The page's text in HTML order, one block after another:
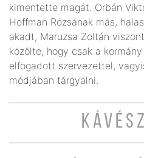
kimentette magát. Orbán
Hoffman Rózsának más,
akadt, Maruzsa Zoltán
közölte, hogy csak a
elfogadott szervezettel,
módjában tárgyalni.